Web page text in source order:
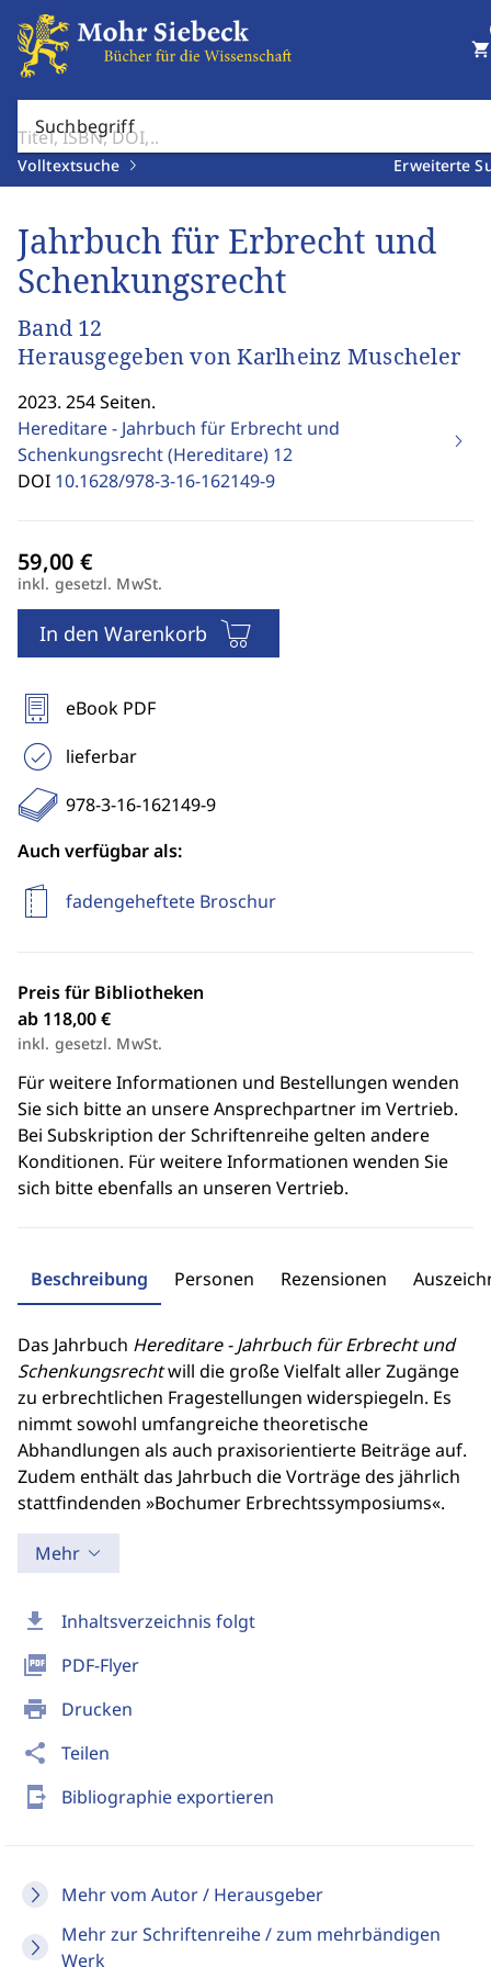
Suchbegriff
Volltextsuche Erweiterte
shopping_cart
download Inhaltsverzeichnis folgt
picture_as_pdf PDF-Flyer
print Drucken
share Teilen
send_to_mobile Bibliographie exportieren
Mehr vom Autor / Herausgeber
Mehr zur Schriftenreihe / zum mehrbändigen
Werk
Jahrbuch für Erbrecht und
Schenkungsrecht
Band 12
Herausgegeben von Karlheinz Muscheler
2023. 254 Seiten.
Hereditare - Jahrbuch für Erbrecht und
Schenkungsrecht (Hereditare) 12
DOI 10.1628/978-3-16-162149-9
inkl. gesetzl. MwSt.
In den Warenkorb
eBook PDF
lieferbar
978-3-16-162149-9
Auch verfügbar als:
fadengeheftete Broschur
Preis für Bibliotheken
ab 118,00 €
inkl. gesetzl. MwSt.
Für weitere Informationen und Bestellungen wenden
Sie sich bitte an unsere Ansprechpartner im Vertrieb.
Bei Subskription der Schriftenreihe gelten andere
Konditionen. Für weitere Informationen wenden Sie
sich bitte ebenfalls an unseren Vertrieb.
Beschreibung Personen Rezensionen
Das Jahrbuch Hereditare - Jahrbuch für Erbrecht und
Schenkungsrechtwill die große Vielfalt aller Zugänge
zu erbrechtlichen Fragestellungen widerspiegeln. Es
nimmt sowohl umfangreiche theoretische
Abhandlungen als auch praxisorientierte Beiträge auf.
Zudem enthält das Jahrbuch die Vorträge des jährlich
stattfindenden »Bochumer Erbrechtssymposiums«.
Mehr